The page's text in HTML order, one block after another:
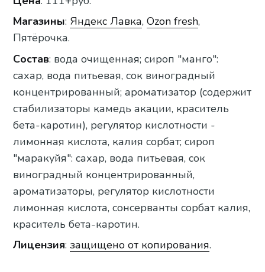
Магазины: Яндекс Лавка,Ozon fresh,
Пятёрочка.
Состав: вода очищенная; сироп "манго":
сахар, вода питьевая, сок виноградный
концентрированный; ароматизатор (содержит
стабилизаторы камедь акации, краситель
бета-каротин), регулятор кислотности -
лимонная кислота, калия сорбат; сироп
"маракуйя": сахар, вода питьевая, сок
виноградный концентрированный,
ароматизаторы, регулятор кислотности
лимонная кислота, сонсерванты сорбат калия,
краситель бета-каротин.
Лицензия:защищено от копирования.